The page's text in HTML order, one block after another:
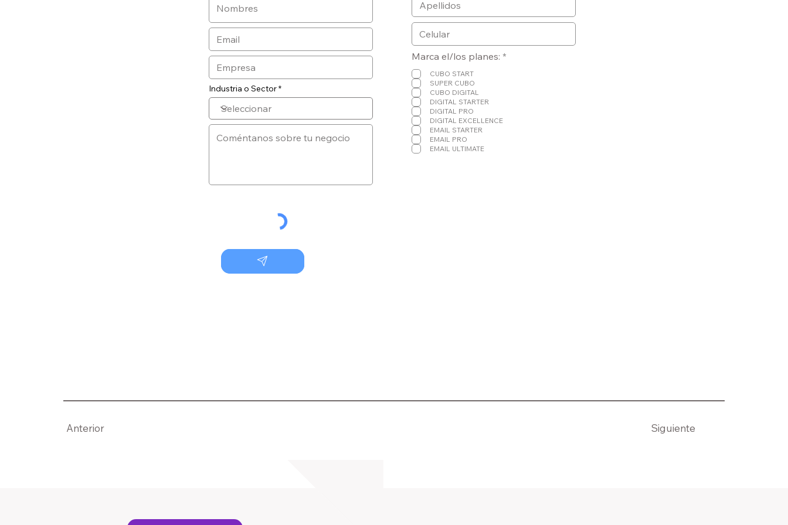
Industria o Sector
Marca el/los planes: *
CUBO START
SUPER CUBO
CUBO DIGITAL
DIGITAL STARTER
DIGITAL PRO
DIGITAL EXCELLENCE
EMAIL STARTER
EMAIL PRO
EMAIL ULTIMATE
Anterior Siguiente